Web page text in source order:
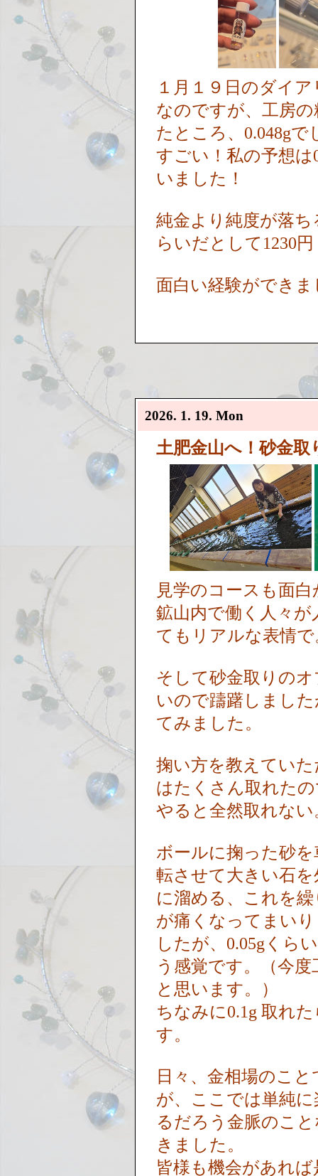
１月１９日のダイ
なのですが、工房
たところ、0.048gで
すごい！私の予想
いました！
純金より純度が落
らいだとして1230
面白い経験ができま
2026. 1. 19. Mon
土肥金山へ！砂金
見学のコースも面
鉱山内で働く人々
てもリアルな表情
そして砂金取りの
いので躊躇しまし
てみました。
掬い方を教えてい
はたくさん取れた
やると全然取れな
ボールに掬った砂
転させて大きい石
に溜める、これを
が痛くなってまい
したが、0.05gくら
う感覚です。（今
と思います。）
ちなみに0.1g 取れ
す。
日々、金相場のこ
が、ここでは単純
るだろう金脈のこ
きました。
皆様も機会があれ